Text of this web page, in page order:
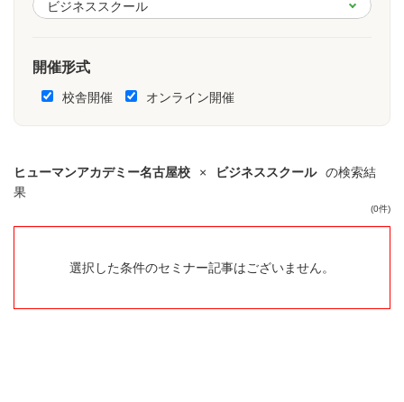
開催形式
校舎開催 オンライン開催
ヒューマンアカデミー名古屋校 × ビジネススクール
の検索結
果
(0件)
選択した条件のセミナー記事はございません。